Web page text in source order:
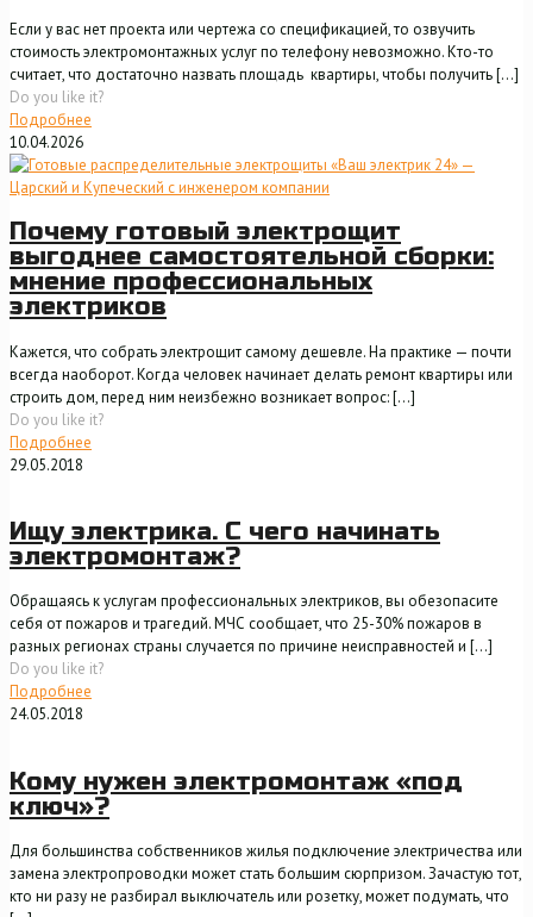
Если у вас нет проекта или чертежа со спецификацией, то озвучить
стоимость электромонтажных услуг по телефону невозможно. Кто-то
считает, что достаточно назвать площадь квартиры, чтобы получить[…]
Do you like it?
Подробнее
10.04.2026
Почему готовый электрощит
выгоднее самостоятельной сборки:
мнение профессиональных
электриков
Кажется, что собрать электрощит самому дешевле. На практике — почти
всегда наоборот. Когда человек начинает делать ремонт квартиры или
строить дом, перед ним неизбежно возникает вопрос:[…]
Do you like it?
Подробнее
29.05.2018
Ищу электрика. С чего начинать
электромонтаж?
Обращаясь к услугам профессиональных электриков, вы обезопасите
себя от пожаров и трагедий. МЧС сообщает, что 25-30% пожаров в
разных регионах страны случается по причине неисправностей и […]
Do you like it?
Подробнее
24.05.2018
Кому нужен электромонтаж «под
ключ»?
Для большинства собственников жилья подключение электричества или
замена электропроводки может стать большим сюрпризом. Зачастую тот,
кто ни разу не разбирал выключатель или розетку, может подумать, что